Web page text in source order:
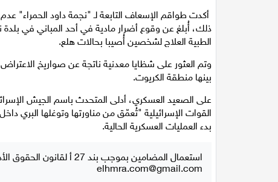
أكدت طواقم الإسعاف التابعة لـ "نجمة داود
ذلك، أُبلغ عن وقوع أضرار مادية في أحد المباني في
الطبية العلاج لشخصين أُصيبا بحالات هلع.
وتم العثور على شظايا معدنية ناتجة عن صواريخ
بينها منطقة الكريوت.
على الصعيد العسكري، أدلى المتحدث باسم الجيش
بدء العمليات العسكرية الحالية.
استعمال المضامين بموجب بند 27 أ لقانون الحقوق الأدبية لسنة 2007، يرجى ارسال رسالة الى:
elhmra.com@gmail.com